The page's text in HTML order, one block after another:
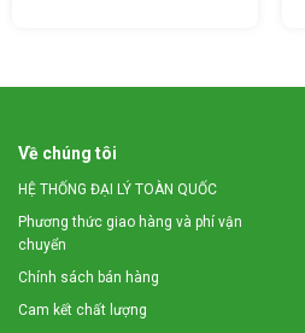
dưỡng cho vật nuôi vô cùng nhanh
Về chúng tôi
HỆ THỐNG ĐẠI LÝ TOÀN QUỐC
Phương thức giao hàng và phí vận
chuyển
Chính sách bán hàng
Cam kết chất lượng